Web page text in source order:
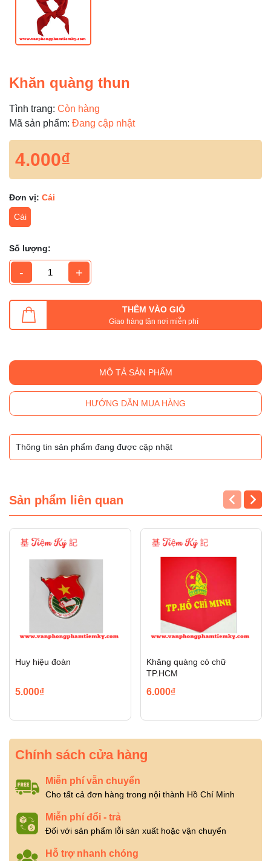
Khăn quàng thun
Tình trạng: Còn hàng
Mã sản phẩm: Đang cập nhật
4.000₫
Đơn vị: Cái
Cái
Số lượng:
- +
THÊM VÀO GIỎ
Giao hàng tận nơi miễn phí
MÔ TẢ SẢN PHẨM
HƯỚNG DẪN MUA HÀNG
Thông tin sản phẩm đang được cập nhật
Sản phẩm liên quan
Huy hiệu đoàn
5.000₫
Khăng quàng có chữ
TP.HCM
6.000₫
Chính sách cửa hàng
Miễn phí vẫn chuyển
Cho tất cả đơn hàng trong nội thành Hồ Chí Minh
Miễn phí đổi - trả
Đối với sản phẩm lỗi sản xuất hoặc vận chuyển
Hỗ trợ nhanh chóng